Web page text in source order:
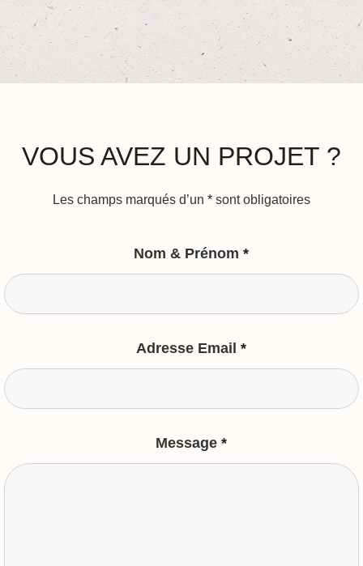
VOUS AVEZ UN PROJET ?
Les champs marqués d’un * sont obligatoires
Nom & Prénom *
Adresse Email *
Message *